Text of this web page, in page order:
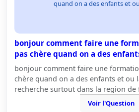
quand on a des enfants et
bonjour comment faire une
pas chère quand on a des
bonjour comment faire une
chère quand on a des enfants et ou
recherche surtout dans la region
Voir l'Question